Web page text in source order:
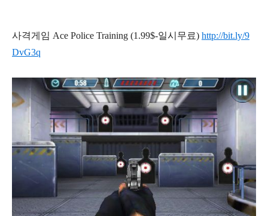
사격게임 Ace Police Training (1.99$-일시무료) http://bit.ly/9
DvG3q